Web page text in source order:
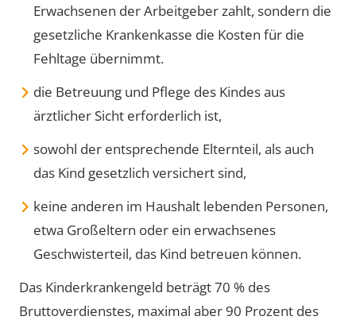
Erwachsenen der Arbeitgeber zahlt, sondern die
gesetzliche Krankenkasse die Kosten für die
Fehltage übernimmt.
die Betreuung und Pflege des Kindes aus
ärztlicher Sicht erforderlich ist,
sowohl der entsprechende Elternteil, als auch
das Kind gesetzlich versichert sind,
keine anderen im Haushalt lebenden Personen,
etwa Großeltern oder ein erwachsenes
Geschwisterteil, das Kind betreuen können.
Das Kinderkrankengeld beträgt 70 % des
Bruttoverdienstes, maximal aber 90 Prozent des